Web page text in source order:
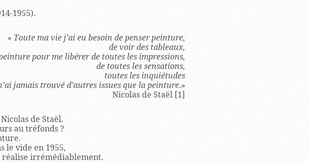
1955).
« Toute ma vie j’ai eu besoin de penser peinture,
de voir des tableaux,
pour me libérer de toutes les impressions,
de toutes les sensations,
toutes les inquiétudes
jamais trouvé d’autres issues que la peinture.»
Nicolas de Staël [1]
de Staël.
au tréfonds ?
le vide en 1955,
réalise irrémédiablement.